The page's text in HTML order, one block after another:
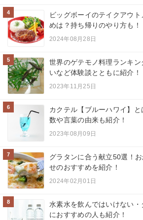
4
ビッグボーイのテイクアウ
めは？持ち帰りのやり方も！
2024年08月28日
5
世界のゲテモノ料理ランキ
いなど体験談とともに紹介！
2023年11月25日
6
カクテル【ブルーハワイ】
数や言葉の由来も紹介！
2023年08月09日
7
グラタンに合う献立50選！
せのおすすめを紹介！
2024年02月01日
8
水素水を飲んではいけない
におすすめの人も紹介！